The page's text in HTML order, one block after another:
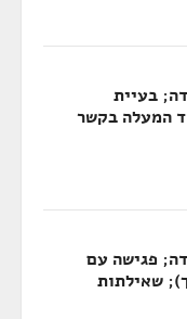
בעיית
המעלה בקשר
פגישה עם
שאילתות